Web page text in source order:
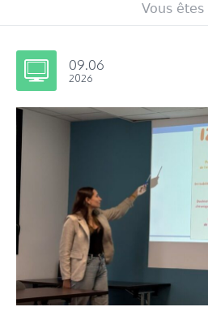
Vous êtes
09.06
2026